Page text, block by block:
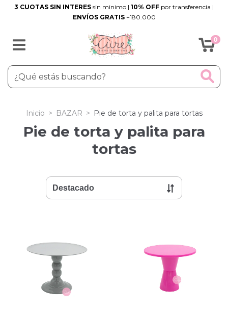
3 CUOTAS SIN INTERES sin minimo | 10% OFF por transferencia |
ENVÍOS GRATIS+180.000
0
Inicio > BAZAR > Pie de torta y palita para tortas
Pie de torta y palita para
tortas